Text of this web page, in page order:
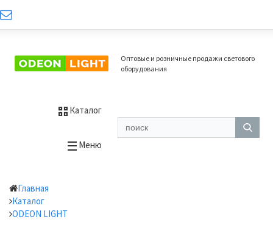
Оптовые и розничные продажи светового
оборудования
Каталог
Меню
Главная
Каталог
ODEON LIGHT